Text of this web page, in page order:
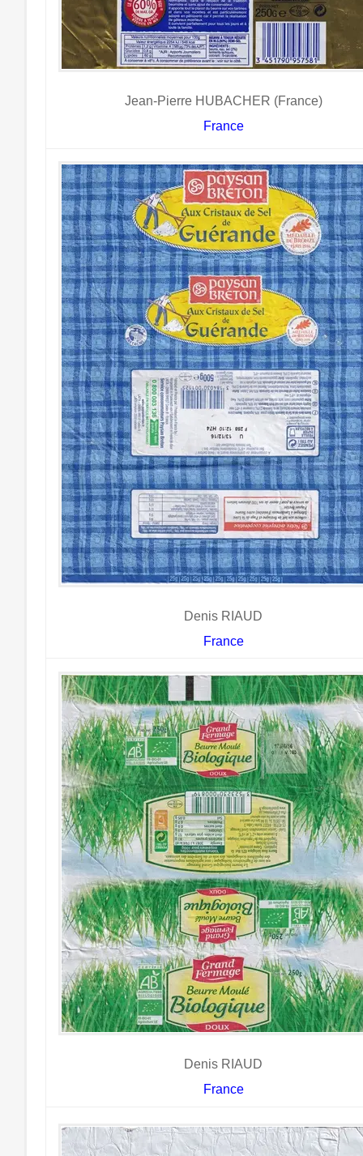
Jean-Pierre HUBACHER (France)
France
Denis RIAUD
France
Denis RIAUD
France